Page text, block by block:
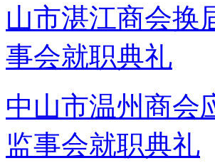
中山市温州商会
监事会就职典礼